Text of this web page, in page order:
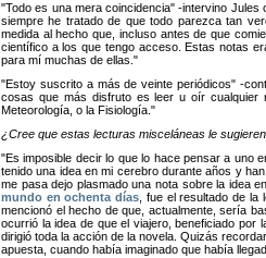
Todo es una mera coincidencia -intervino Jules
siempre he tratado de que todo parezca tan
medida al hecho que, incluso antes de que
científico a los que tengo acceso. Estas notas
para mí muchas de ellas.
Estoy suscrito a más de veinte periódicos
-
cosas que más disfruto es leer u oír cualquier
Meteorología, o la Fisiología.
¿Cree que estas lecturas misceláneas le
Es imposible decir lo que lo hace pensar a uno
tenido una idea en mi cerebro durante años y
me pasa dejo plasmado una nota sobre la idea
mundo en ochenta días , fue el resultado de
mencionó el hecho de que, actualmente, sería
ocurrió la idea de que el viajero, beneficiado por
dirigió toda la acción de la novela. Quizás
apuesta, cuando había imaginado que había